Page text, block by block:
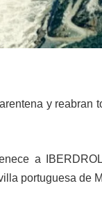
y reabran
a
portuguesa de